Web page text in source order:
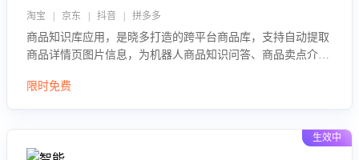
淘宝 | 京东 | 抖音 | 拼多多
商品知识库应用，是晓多打造的跨平台商品库，支持自动提取
商品详情页图片信息，为机器人商品知识问答、商品卖点介绍
限时免费
生效中